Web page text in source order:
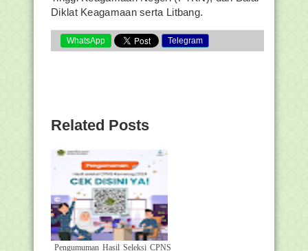
Diklat Keagamaan serta Litbang.
WhatsApp Telegram
Related Posts
Pengumuman Hasil Seleksi CPNS